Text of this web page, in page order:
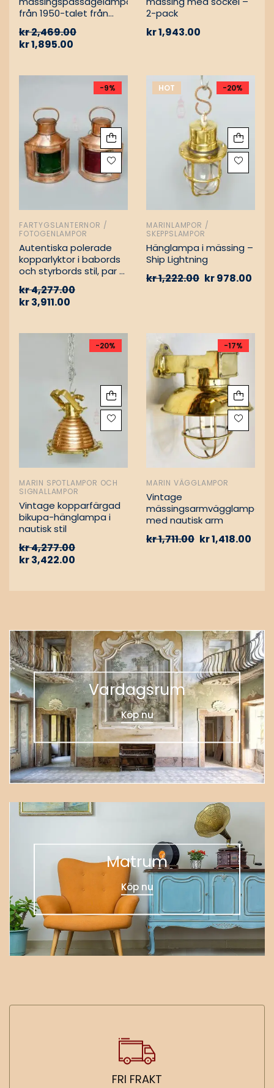
från 1950-talet från
kr2,469.00
kr1,895.00
2-pack
kr1,943.00
-9%
FARTYGSLANTERNOR /
FOTOGENLAMPOR
Autentiska polerade
kopparlyktor i babords
och styrbords stil, par –
oljelampor
kr4,277.00
kr3,911.00
HOT -20%
MARINLAMPOR /
SKEPPSLAMPOR
Hänglampa i mässing –
Ship Lightning
kr1,222.00 kr978.00
-20%
MARIN SPOTLAMPOR OCH
SIGNALLAMPOR
Vintage kopparfärgad
bikupa-hänglampa i
nautisk stil
kr4,277.00
kr3,422.00
-17%
MARIN VÄGGLAMPOR
Vintage
mässingsarmvägglampa
med nautisk arm
kr1,711.00 kr1,418.00
Vardagsrum
Köp nu
Matrum
Köp nu
FRI FRAKT